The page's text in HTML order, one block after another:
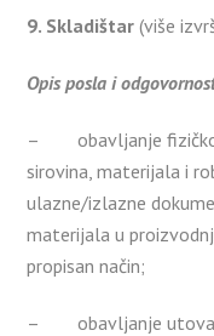
9. Skladištar(više
Opis posla i
– obavljanje
sirovina, materijala i
ulazne/izlazne
materijala u
propisan način;
– obavljanje